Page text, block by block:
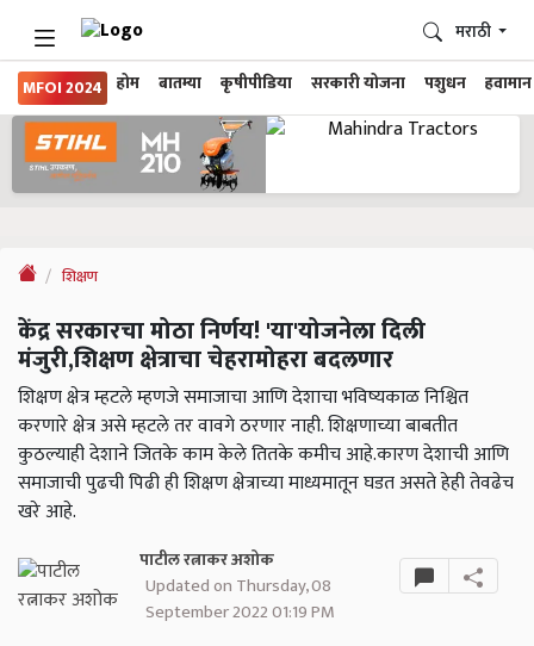
MFOI 2024 होम बातम्या कृषीपीडिया सरकारी योजना पशुधन हवामान
मराठी
शिक्षण
केंद्र सरकारचा मोठा निर्णय! 'या'योजनेला दिली
मंजुरी,शिक्षण क्षेत्राचा चेहरामोहरा बदलणार
शिक्षण क्षेत्र म्हटले म्हणजे समाजाचा आणि देशाचा भविष्यकाळ निश्चित
करणारे क्षेत्र असे म्हटले तर वावगे ठरणार नाही. शिक्षणाच्या बाबतीत
कुठल्याही देशाने जितके काम केले तितके कमीच आहे.कारण देशाची आणि
समाजाची पुढची पिढी ही शिक्षण क्षेत्राच्या माध्यमातून घडत असते हेही तेवढेच
खरे आहे.
पाटील रत्नाकर अशोक
Updated on Thursday, 08
September 2022 01:19 PM